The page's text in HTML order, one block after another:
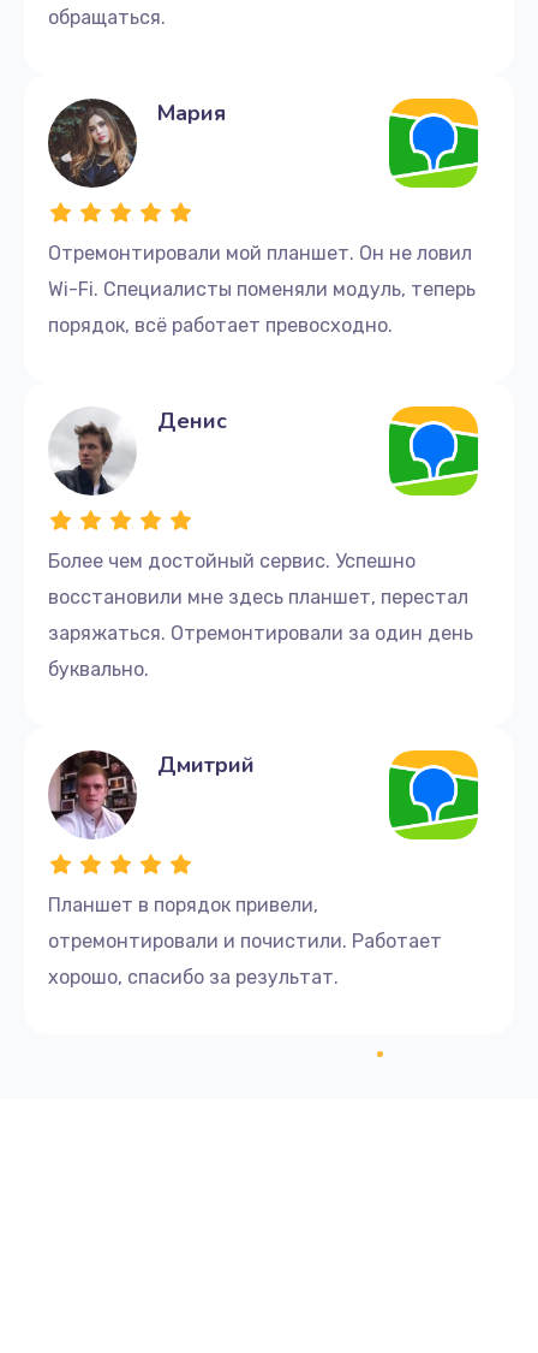
обращаться.
Отремонтировали мой планшет. Он не ловил
Wi-Fi. Специалисты поменяли модуль, теперь
порядок, всё работает превосходно.
Мария
Более чем достойный сервис. Успешно
восстановили мне здесь планшет, перестал
заряжаться. Отремонтировали за один день
буквально.
Денис
Планшет в порядок привели,
отремонтировали и почистили. Работает
хорошо, спасибо за результат.
Дмитрий